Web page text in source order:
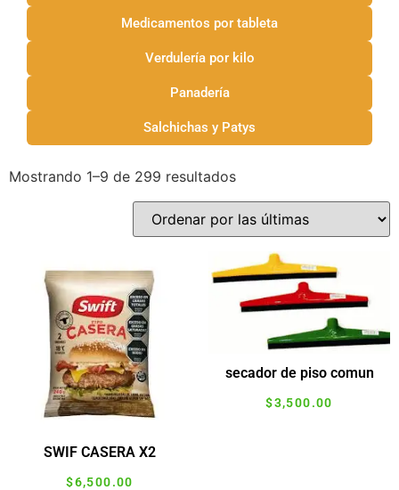
Medicamentos por tableta
Verdulería por kilo
Panadería
Salchichas y Patys
Mostrando 1–9 de 299 resultados
SWIF CASERA X2
$6,500.00
secador de piso comun
$3,500.00